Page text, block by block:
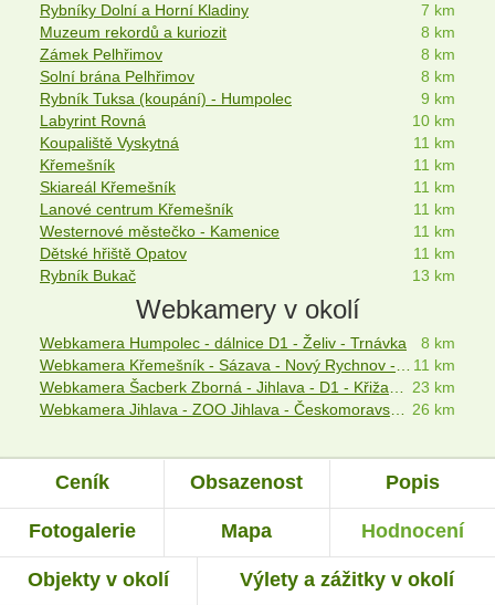
Rybníky Dolní a Horní Kladiny
7 km
Muzeum rekordů a kuriozit
8 km
Zámek Pelhřimov
8 km
Solní brána Pelhřimov
8 km
Rybník Tuksa (koupání) - Humpolec
9 km
Labyrint Rovná
10 km
Koupaliště Vyskytná
11 km
Křemešník
11 km
Skiareál Křemešník
11 km
Lanové centrum Křemešník
11 km
Westernové městečko - Kamenice
11 km
Dětské hřiště Opatov
11 km
Rybník Bukač
13 km
Webkamery v okolí
Webkamera Humpolec - dálnice D1 - Želiv - Trnávka
8 km
11 km
23 km
26 km
Ceník Obsazenost Popis
Fotogalerie Mapa Hodnocení
Objekty v okolí Výlety a zážitky v okolí